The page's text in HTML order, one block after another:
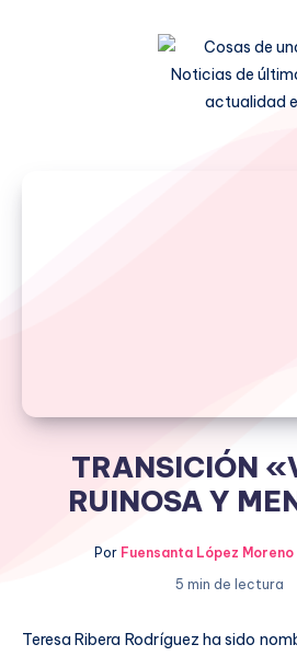
TRANSICIÓN
RUINOSA Y
Por Fuensanta López Moreno
5 min de lectura
Teresa Ribera Rodríguez ha sido